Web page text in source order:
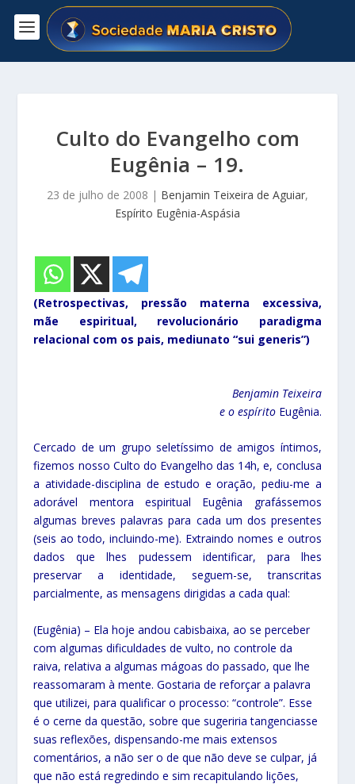
Culto do Evangelho com
Eugênia – 19.
23 de julho de 2008 | Benjamin Teixeira de Aguiar,
Espírito Eugênia-Aspásia
(Retrospectivas, pressão materna excessiva,
mãe espiritual, revolucionário paradigma
relacional com os pais, mediunato “sui generis”)
Benjamin Teixeira
e o espíritoEugênia.
Cercado de um grupo seletíssimo de amigos íntimos,
fizemos nosso Culto do Evangelho das 14h, e, conclusa
a atividade-disciplina de estudo e oração, pediu-me a
adorável mentora espiritual Eugênia grafássemos
algumas breves palavras para cada um dos presentes
(seis ao todo, incluindo-me). Extraindo nomes e outros
dados que lhes pudessem identificar, para lhes
preservar a identidade, seguem-se, transcritas
parcialmente, as mensagens dirigidas a cada qual:
(Eugênia) – Ela hoje andou cabisbaixa, ao se perceber
com algumas dificuldades de vulto, no controle da
raiva, relativa a algumas mágoas do passado, que lhe
reassomaram à mente. Gostaria de reforçar a palavra
que utilizei, para qualificar o processo: “controle”. Esse
é o cerne da questão, sobre que sugeriria tangenciasse
suas reflexões, dispensando-me mais extensos
comentários, a não ser o de que não deve se culpar, já
que não está regredindo e sim recapitulando lições,